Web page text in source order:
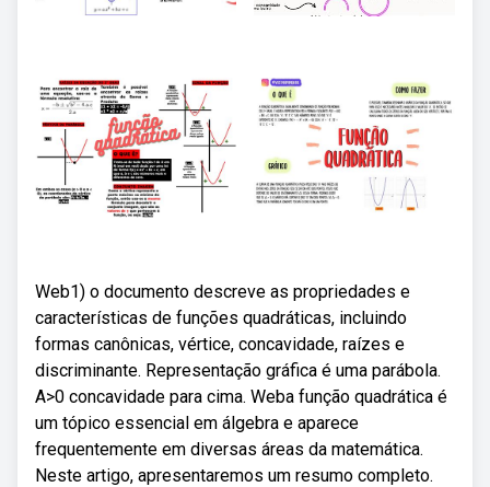
Web1) o documento descreve as propriedades e
características de funções quadráticas, incluindo
formas canônicas, vértice, concavidade, raízes e
discriminante. Representação gráfica é uma parábola.
A>0 concavidade para cima. Weba função quadrática é
um tópico essencial em álgebra e aparece
frequentemente em diversas áreas da matemática.
Neste artigo, apresentaremos um resumo completo.